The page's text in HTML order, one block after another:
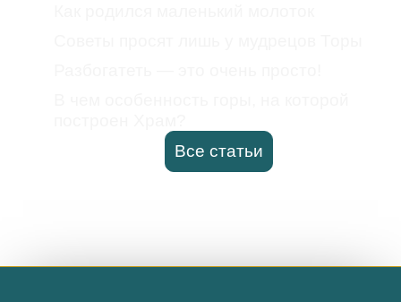
Все статьи